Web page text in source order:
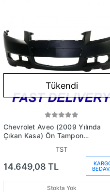
Tükendi
Chevrolet Aveo (2009 Yılında
Çıkan Kasa) Ön Tampon
TST
14.649,08 TL
Stokta Yok